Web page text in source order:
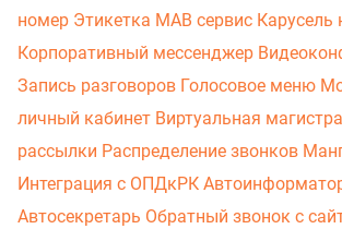
номер Этикетка МАВ сервис Карусель
Корпоративный мессенджер
Запись разговоров Голосовое меню
личный кабинет Виртуальная
рассылки Распределение звонков
Интеграция с ОПДкРК
Автосекретарь Обратный звонок с